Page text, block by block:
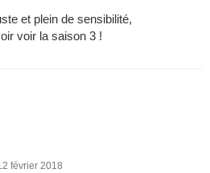
et plein de sensibilité,
voir la saison 3 !
février 2018